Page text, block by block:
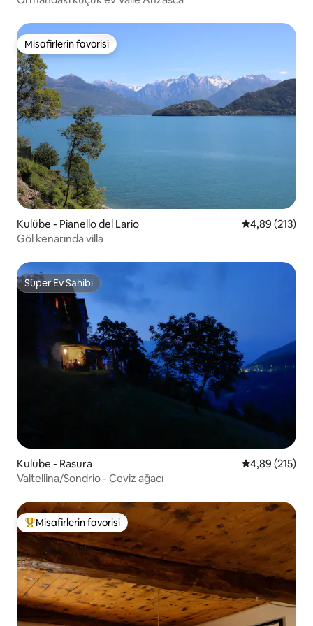
Misafirlerin favorisi
Misafirlerin favorisi
Kulübe - Pianello del Lario 5 üzerinden
4,89 (213)
Göl kenarında villa
Süper Ev Sahibi
Süper Ev Sahibi
Kulübe - Rasura 5 üzerinden
4,89 (215)
Valtellina/Sondrio - Ceviz ağacı
Misafirlerin favorilerinden en beğenilenler arasında
Misafirlerin favorisi